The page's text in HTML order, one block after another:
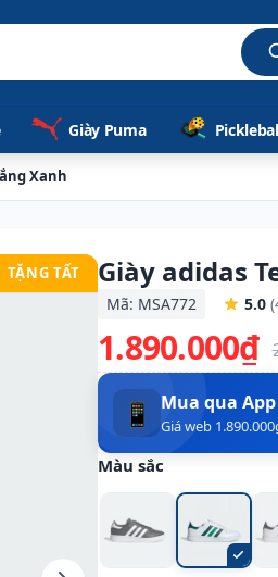
Giày Puma
Xanh
TẶNG TẤT Giày adidas
Mã: MSA772 5.0
1.890.000₫
📱 Mua qua
Giá web
Màu sắc